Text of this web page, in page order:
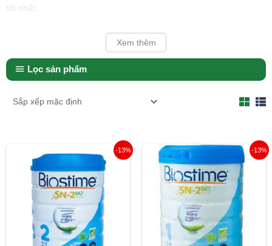
tốt nhất.
Xem thêm
Lọc sản phẩm
-13%
là:
1.100.000 ₫.
hiện
tại
là:
960.000 ₫.
-13%
Giá
là:
1.100.000 ₫.
Giá
hiện
tại
là:
960.000